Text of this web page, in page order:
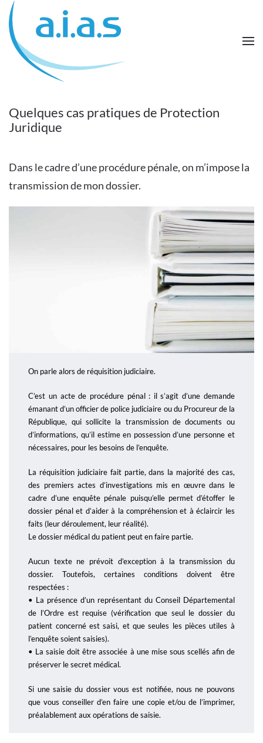
Passer au contenu principal
Quelques cas pratiques de Protection
Juridique
Dans le cadre d’une procédure pénale, on m’impose la
transmission de mon dossier.
On parle alors de réquisition judiciaire.
C’est un acte de procédure pénal : il s’agit d’une demande
émanant d’un officier de police judiciaire ou du Procureur de la
République, qui sollicite la transmission de documents ou
d’informations, qu’il estime en possession d’une personne et
nécessaires, pour les besoins de l’enquête.
La réquisition judiciaire fait partie, dans la majorité des cas,
des premiers actes d’investigations mis en œuvre dans le
cadre d’une enquête pénale puisqu’elle permet d’étoffer le
dossier pénal et d’aider à la compréhension et à éclaircir les
faits (leur déroulement, leur réalité).
Le dossier médical du patient peut en faire partie.
Aucun texte ne prévoit d’exception à la transmission du
dossier. Toutefois, certaines conditions doivent être
respectées :
• La présence d’un représentant du Conseil Départemental
de l’Ordre est requise (vérification que seul le dossier du
patient concerné est saisi, et que seules les pièces utiles à
l’enquête soient saisies).
• La saisie doit être associée à une mise sous scellés afin de
préserver le secret médical.
Si une saisie du dossier vous est notifiée, nous ne pouvons
que vous conseiller d’en faire une copie et/ou de l’imprimer,
préalablement aux opérations de saisie.